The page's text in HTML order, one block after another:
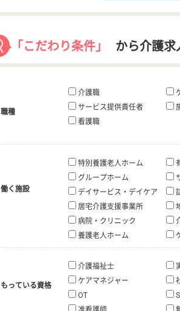
「こだわり条件」 から介護求
職種
介護職
サービス提供責任者
看護職
働く施設
特別養護老人ホーム
グループホーム
デイサービス・デイケア
居宅介護支援事業所
病院・クリニック
養護老人ホーム
もっている資格
介護福祉士
ケアマネジャー
OT